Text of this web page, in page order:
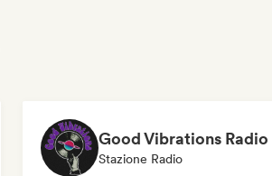
Good Vibrations Radio
Stazione Radio